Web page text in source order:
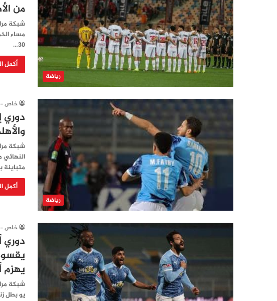
رياضة
من
شبكة
مساء
30…
أكمل
رياضة
خاص -
دوري
شبكة
النهائي
متباينة
أكمل
خاص -
دوري
يقسو
يهزم
شبكة
يو بطل زنجبار،